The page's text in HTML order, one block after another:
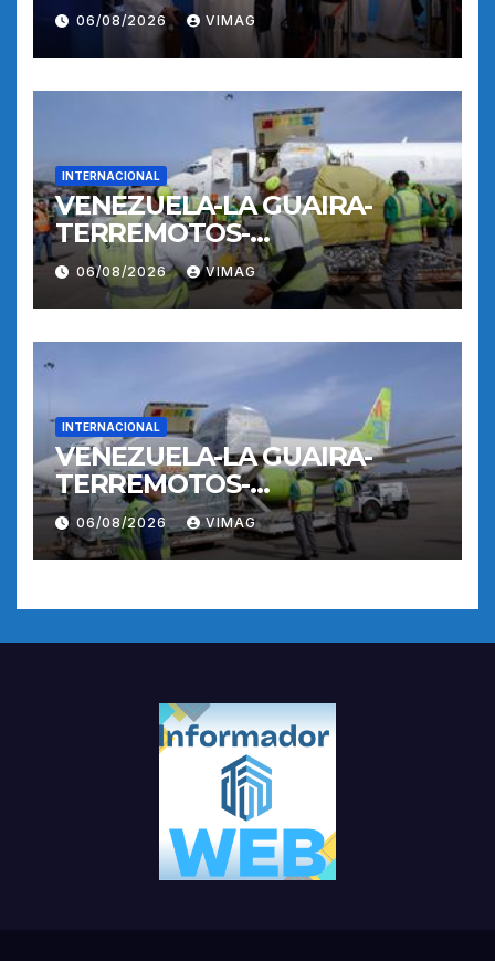
06/08/2026 VIMAG
INTERNACIONAL
VENEZUELA-LA GUAIRA-
TERREMOTOS-
OPERACIONES AEREAS
06/08/2026 VIMAG
INTERNACIONAL
VENEZUELA-LA GUAIRA-
TERREMOTOS-
OPERACIONES AEREAS
06/08/2026 VIMAG